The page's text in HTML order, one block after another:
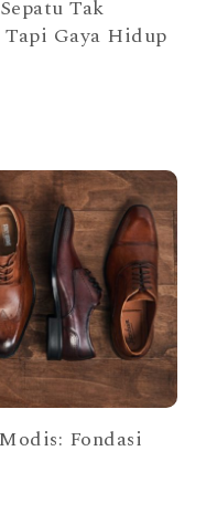
Tak
Gaya Hidup
Fondasi